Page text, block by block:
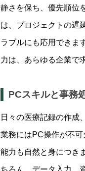
静さを保ち、優先順位
は、プロジェクトの遅
ラブルにも応用できま
力は、あらゆる企業で
PCスキルと事務
日々の医療記録の作成
業務にはPC操作が不
能力も自然と身につき
ちろん、データ入力、